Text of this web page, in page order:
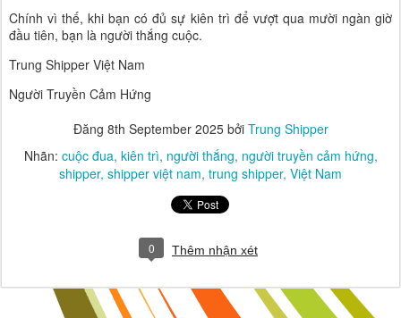
Chính vì thế, khi bạn có đủ sự kiên trì để vượt qua mười ngàn giờ
đầu tiên, bạn là người thắng cuộc.
Trung Shipper Việt Nam
Người Truyền Cảm Hứng
Đăng 8th September 2025bởi Trung Shipper
Nhãn: cuộc đua kiên trì người thắng người truyền cảm hứng
shipper shipper việt nam trung shipper Việt Nam
0 Thêm nhận xét